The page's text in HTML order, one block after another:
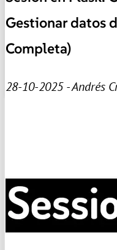
Gestionar datos
Completa)
28-10-2025 - Andrés